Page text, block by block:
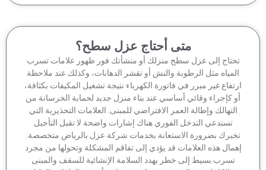
متى أحتاج عزل سطح؟
إلى عزل سطح منزلك أو منشأتك فور ظهور علامات تسرب
مثل الرطوبة والنش أو تقشر الدهانات، وكذلك عند ملاحظة
غير مبرر في فاتورة الكهرباء نتيجة تشغيل المكيفات بكثافة،
كإجراء وقائي أساسي عند بناء منزل جديد لحماية الخرسانة من
وإطالة العمر الافتراضي للمبنى. العلامات التحذيرية التي
تستدعي التدخل الفوري هناك إشارات واضحة لا تقبل التأجيل
بضرورة الاستعانة بخدمات شركة عزل بالرياض متخصصة.
هذه العلامات قد يؤدي إلى تفاقم المشكلة وتحولها من مجرد
تسرب بسيط إلى خطر يهدد السلامة الإنشائية للسقف والمبنى